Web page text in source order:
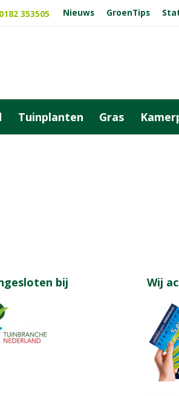
0182 353505 Nieuws GroenTips
Tuinplanten Gras
bij Wij